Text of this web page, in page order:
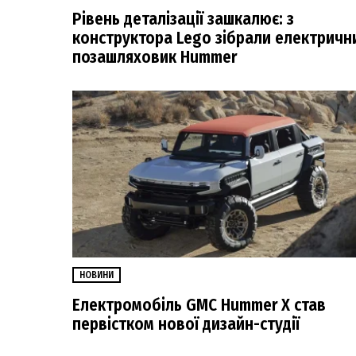
Рівень деталізації зашкалює: з
конструктора Lego зібрали
позашляховик Hummer
НОВИНИ
Електромобіль GMC Hummer X став
первістком нової дизайн-студії